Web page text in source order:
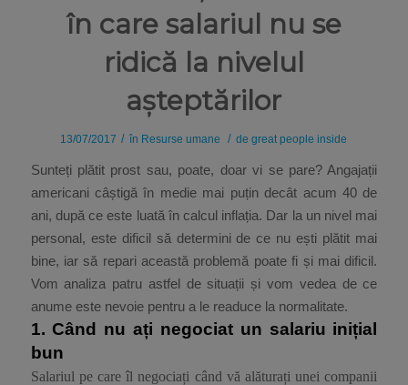
în care salariul nu se
ridică la nivelul
așteptărilor
13/07/2017 / în Resurse umane / degreat people inside
Sunteți plătit prost sau, poate, doar vi se pare? Angajații
americani câștigă în medie mai puțin decât acum 40 de
ani, după ce este luată în calcul inflația. Dar la un nivel mai
personal, este dificil să determini de ce nu ești plătit mai
bine, iar să repari această problemă poate fi și mai dificil.
Vom analiza patru astfel de situații și vom vedea de ce
anume este nevoie pentru a le readuce la normalitate.
1.Când nu ați negociat un salariu inițial
bun
Salariul pe care îl negociați când vă alăturați unei companii